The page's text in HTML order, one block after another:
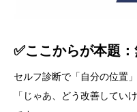
✅ここからが本題
セルフ診断で「自分の位置
「じゃあ、どう改善してい